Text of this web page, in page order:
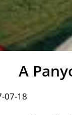
A
07-18